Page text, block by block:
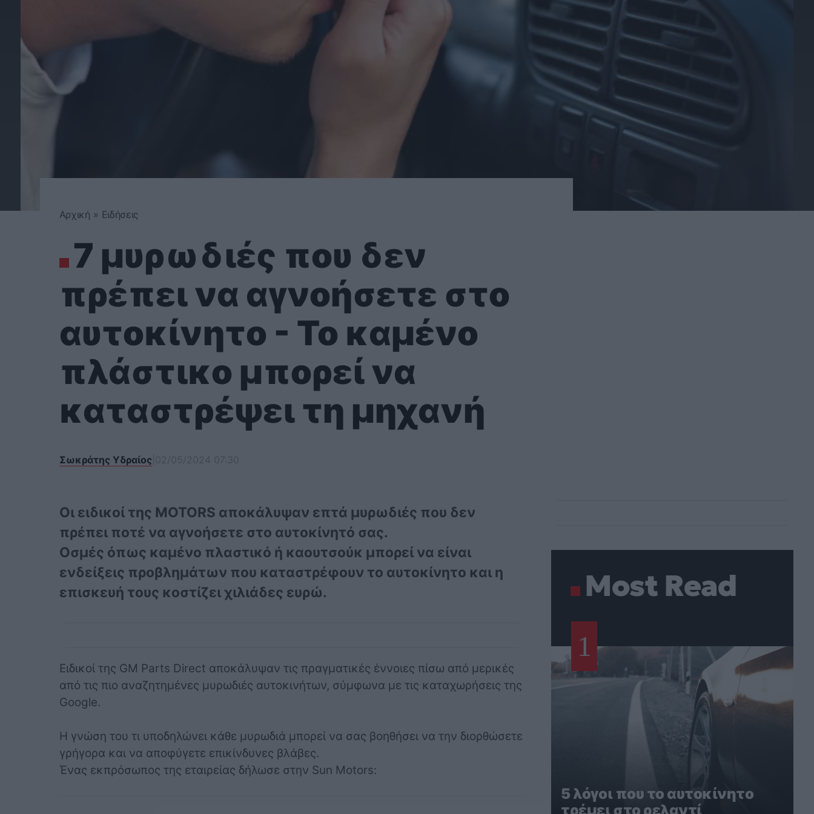
Αρχική » Ειδήσεις
7 μυρωδιές που δεν
πρέπει να αγνοήσετε στο
αυτοκίνητο - Το καμένο
πλάστικο μπορεί να
καταστρέψει τη μηχανή
Σωκράτης Υδραίος
Οι ειδικοί της MOTORS αποκάλυψαν επτά μυρωδιές που δεν
πρέπει ποτέ να αγνοήσετε στο αυτοκίνητό σας.
Οσμές όπως καμένο πλαστικό ή καουτσούκ μπορεί να είναι
ενδείξεις προβλημάτων που καταστρέφουν το αυτοκίνητο και η
επισκευή τους κοστίζει χιλιάδες ευρώ.
Ειδικοί της GM Parts Direct αποκάλυψαν τις πραγματικές έννοιες πίσω από μερικές
από τις πιο αναζητημένες μυρωδιές αυτοκινήτων, σύμφωνα με τις καταχωρήσεις της
Google.
Η γνώση του τι υποδηλώνει κάθε μυρωδιά μπορεί να σας βοηθήσει να την διορθώσετε
γρήγορα και να αποφύγετε επικίνδυνες βλάβες.
Ένας εκπρόσωπος της εταιρείας δήλωσε στην Sun Motors:
Most Read
1
5 λόγοι που το αυτοκίνητο
τρέμει στο ρελαντί